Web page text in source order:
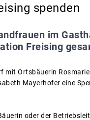
spenden
im
Freising
Ortsbäuerin
Mayerhofer eine
oder der